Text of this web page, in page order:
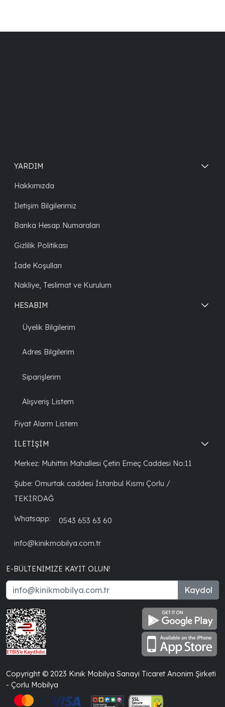
YARDIM
Hakkımızda
İletişim Bilgilerimiz
Banka Hesap Numaraları
Gizlilik Politikası
İade Koşulları
Nakliye, Teslimat ve Kurulum
HESABIM
Üyelik Bilgilerim
Adres Bilgilerim
Siparişlerim
Alışveriş Listem
Fiyat Alarm Listem
İLETİŞİM
Merkez: Muhittin Mahallesi Çetin Emeç Caddesi No:11
Şube: Omurtak caddesi İstanbul Kısmı Çorlu /
TEKİRDAĞ
Whatsapp: 0543 653 63 60
info@kinikmobilya.com.tr
E-BÜLTENIMIZE KAYIT OLUN!
Kaydol
Copyright © 2023 Kınık Mobilya Sanayi Ticaret Anonim Şirketi
- Çorlu Mobilya